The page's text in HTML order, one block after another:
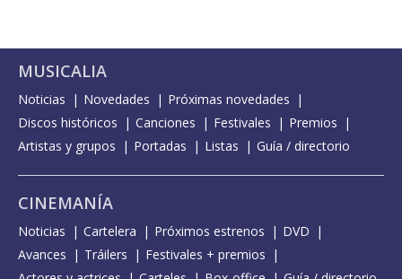
MUSICALIA
Noticias Novedades
Próximas novedades
Discos históricos
Canciones Festivales
Premios
Artistas y grupos
Portadas Listas Guía / directorio
CINEMANÍA
Noticias Cartelera Próximos estrenos
DVD
Avances
Tráilers
Festivales + premios